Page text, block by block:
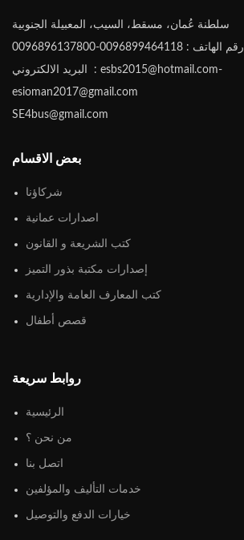
سلطنة عُمان، مسقط، السيب، المعبيلة الجنوبية
رقم الهاتف : 0096899464118-0096896137800
البريد الالكتروني : esbs2015@hotmail.com-
esioman2017@gmail.com
SE4bus@gmail.com
بعض الاقسام
شركاؤنا
اصدارات عمانية
كتب الشريعة و القانون
إصدارات مكتبة بذور التميز
كتب المعارف العامة والإدارية
قصص أطفال
روابط سريعة
الرئيسية
من نحن ؟
اتصل بنا
خدمات التأليف والمؤلفين
خيارات الدفع والتوصيل